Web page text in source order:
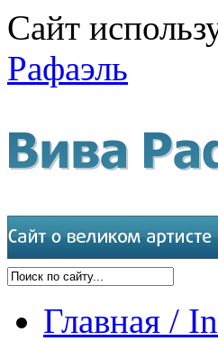
Сайт
Рафаэль
Главная /